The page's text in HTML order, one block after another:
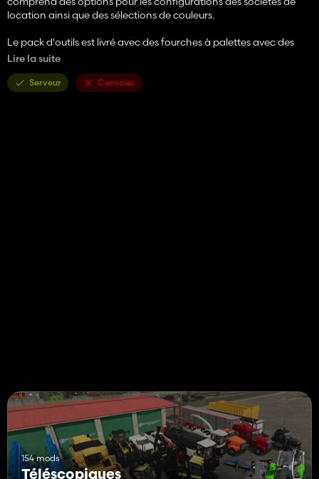
location ainsi que des sélections de couleurs.
Le pack d'outils est livré avec des fourches à palettes avec des
fourches réglables et des sangles invisibles sur les fourches. Il y a
peut être utilisé pour déplacer des tuyaux ou des bûches.
Lire la suite
Serveur Consoles
154 mods
Téléscopiques